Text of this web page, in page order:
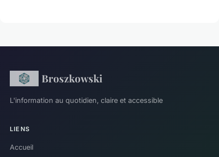
Broszkowski
L'information au quotidien, claire et accessible
LIENS
Accueil